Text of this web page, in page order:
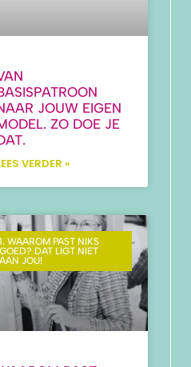
JOUW EIGEN
ZO DOE JE
VERDER »
1. WAAROM PAST NIKS
GOED? DAT LIGT NIET
AAN JOU!